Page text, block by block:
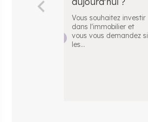
Vous souhaitez investir
dans l'immobilier et
vous vous demandez si
les...